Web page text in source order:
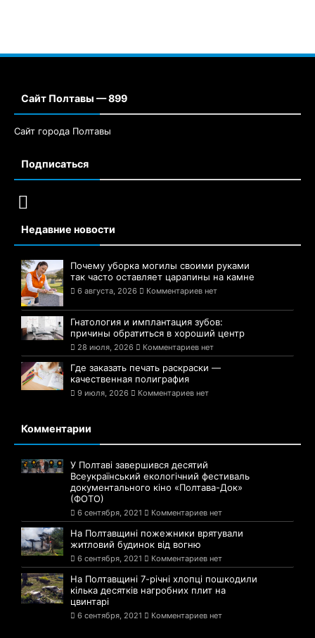
Сайт Полтавы — 899
Сайт города Полтавы
Подписаться
Недавние новости
Почему уборка могилы своими руками
так часто оставляет царапины на камне
6 августа, 2026 Комментариев нет
Гнатология и имплантация зубов:
причины обратиться в хороший центр
28 июля, 2026 Комментариев нет
Где заказать печать раскраски —
качественная полиграфия
9 июля, 2026 Комментариев нет
Комментарии
У Полтаві завершився десятий
Всеукраїнський екологічний фестиваль
документального кіно «Полтава-Док»
(ФОТО)
6 сентября, 2021 Комментариев нет
На Полтавщині пожежники врятували
житловий будинок від вогню
6 сентября, 2021 Комментариев нет
На Полтавщині 7-річні хлопці пошкодили
кілька десятків нагробних плит на
цвинтарі
6 сентября, 2021 Комментариев нет